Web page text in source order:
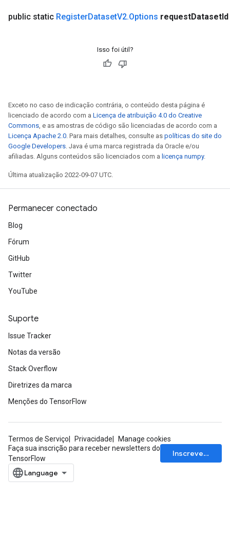
public static RegisterDatasetV2.Options requestDatasetId
Isso foi útil?
Exceto no caso de indicação contrária, o conteúdo desta página é
licenciado de acordo com a Licença de atribuição 4.0 do Creative
Commons, e as amostras de código são licenciadas de acordo com a
Licença Apache 2.0. Para mais detalhes, consulte as políticas do site do
Google Developers. Java é uma marca registrada da Oracle e/ou
afiliadas. Alguns conteúdos são licenciados com a licença numpy.
Última atualização 2022-09-07 UTC.
Permanecer conectado
Blog
Fórum
GitHub
Twitter
YouTube
Suporte
Issue Tracker
Notas da versão
Stack Overflow
Diretrizes da marca
Menções do TensorFlow
Termos de Serviço Privacidade
Manage cookies
Faça sua inscrição para receber newsletters do
TensorFlow
Inscrever-se